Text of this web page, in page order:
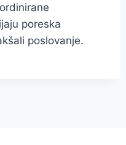
poreska
poslovanje.